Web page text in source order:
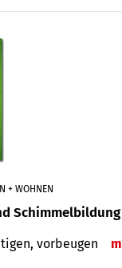
+ WOHNEN
Schimmelbildung
vorbeugen